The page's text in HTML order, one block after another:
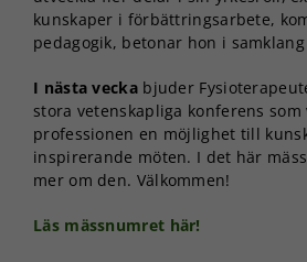
kunskaper i förbättringsarbete,
pedagogik, betonar hon i samklang
I nästa veckabjuder
stora vetenskapliga konferens
professionen en möjlighet till
inspirerande möten. I det här
mer om den. Välkommen!
Läs mässnumret här!